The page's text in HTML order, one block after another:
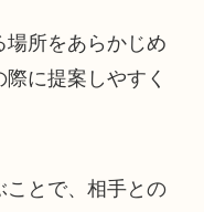
場所をあらかじめ
に提案しやすく
ことで、相手との